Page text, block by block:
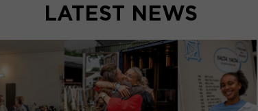
LATEST NEWS